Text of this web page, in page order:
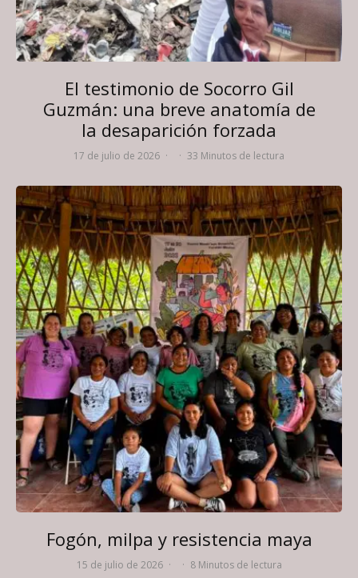
El testimonio de Socorro Gil
Guzmán: una breve anatomía de
la desaparición forzada
17 de julio de 2026 · · 33 Minutos de lectura
Fogón, milpa y resistencia maya
15 de julio de 2026 · · 8 Minutos de lectura